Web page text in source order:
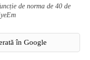
de norma de 40 de
în Google